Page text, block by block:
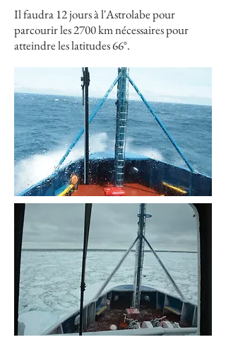
Il faudra 12 jours à l'Astrolabe pour
parcourir les 2700 km nécessaires pour
atteindre les latitudes 66°.